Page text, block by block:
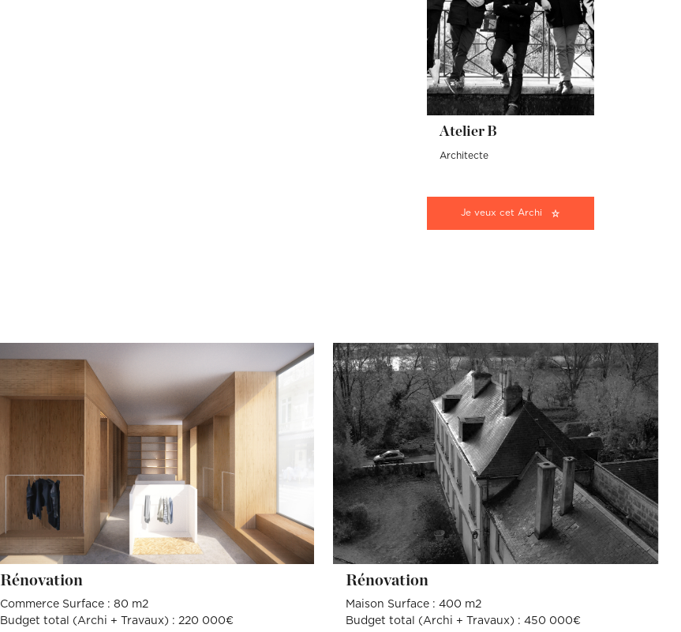
Atelier B
Architecte
Je veux cet Archi
Rénovation
Commerce Surface : 80 m2
Budget total (Archi + Travaux) : 220 000€
Rénovation
Maison Surface : 400 m2
Budget total (Archi + Travaux) : 450 000€